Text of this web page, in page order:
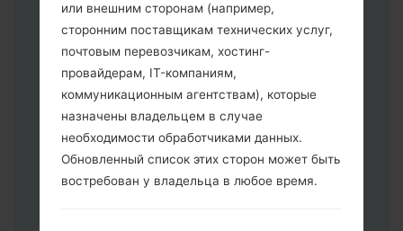
прошивки:
AP: "System & Recovery"
CP: "Modem & Radio"
CSC _ ***: "Country & Region & Operator"
HOME_CSC _ ***: "Country & Region &
Operator"
Добавьте все файлы в программу Odin
3.
Если вы хотите прошить телефон и
или внешним сторонам (например,
сторонним поставщикам технических услуг,
почтовым перевозчикам, хостинг-
провайдерам, IT-компаниям,
коммуникационным агентствам), которые
назначены владельцем в случае
необходимости обработчиками данных.
Обновленный список этих сторон может быть
востребован у владельца в любое время.